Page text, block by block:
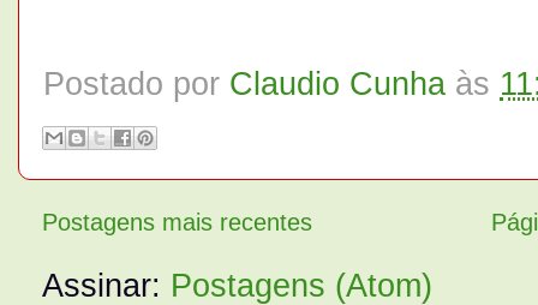
Postado por Claudio Cunha às
Postagens mais recentes
Assinar: Postagens (Atom)